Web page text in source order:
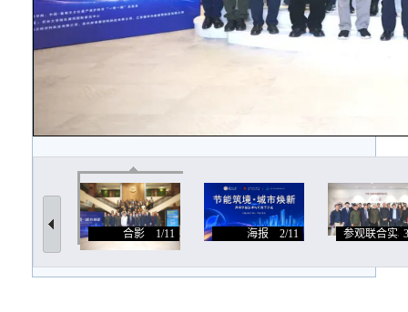
合影 1/11 海报 2/11 参观联合实